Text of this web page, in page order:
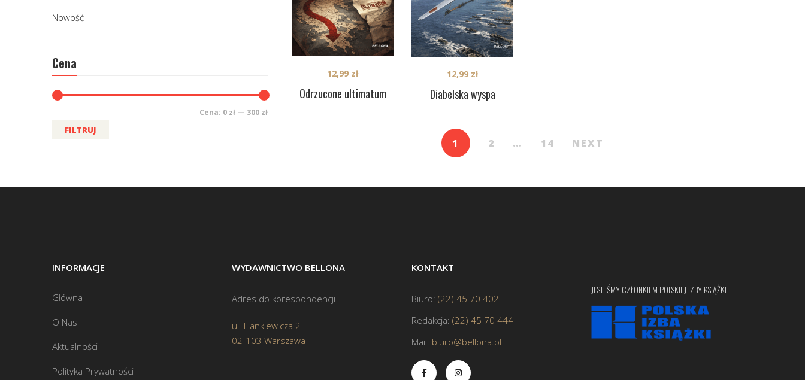
Odrzucone ultimatum
12,99 zł
Diabelska wyspa
12,99 zł
1 2 … 14 NEXT
Nowość
Cena
FILTRUJ
Cena: 0 zł — 300 zł
INFORMACJE
Główna
O Nas
Aktualności
Polityka Prywatności
WYDAWNICTWO BELLONA
Adres do korespondencji
ul. Hankiewicza 2
02-103 Warszawa
KONTAKT
Biuro: (22) 45 70 402
Redakcja: (22) 45 70 444
Mail: biuro@bellona.pl
JESTEŚMY CZŁONKIEM POLSKIEJ IZBY KSIĄŻKI